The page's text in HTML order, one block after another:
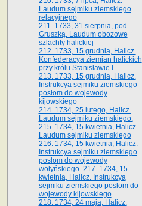
Laudum sejmiku ziemskiego
relacyjnego
211. 1733, 31 sierpnia, pod
Gruszką. Laudum obozowe
szlachty halickiej
212. 1733, 15 grudnia, Halicz.
Konfederacya ziemian halickich
przy królu Stanisławie I .
213. 1733, 15 grudnia, Halicz.
Instrukcya sejmiku ziemskiego
posłom do wojewody
kijowskiego
214. 1734, 25 lutego, Halicz.
Laudum sejmiku ziemskiego.
215. 1734, 15 kwietnia, Halicz.
Laudum sejmiku ziemskiego
216. 1734, 15 kwietnia, Halicz.
Instrukcya sejmiku ziemskiego
posłom do wojewody
wołyńskiego. 217. 1734, 15
kwietnia, Halicz. Instrukcya
sejmiku ziemskiego posłom do
wojewody kijowskiego
218. 1734, 24 maja, Halicz.